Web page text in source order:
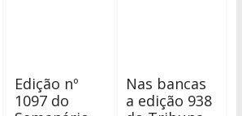
Edição nº
1097 do
Nas bancas
a edição 938